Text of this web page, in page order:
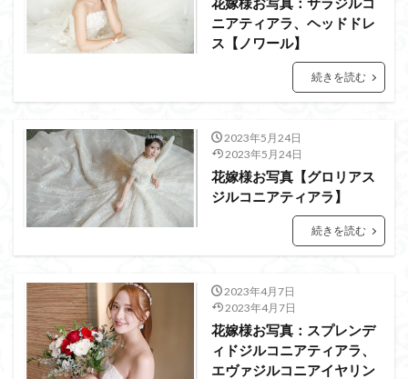
ニアティアラ、ヘッドドレ
ス【ノワール】
続きを読む
2023年5月24日
2023年5月24日
花嫁様お写真【グロリアス
ジルコニアティアラ】
続きを読む
2023年4月7日
2023年4月7日
花嫁様お写真：スプレンデ
ィドジルコニアティアラ、
エヴァジルコニアイヤリン